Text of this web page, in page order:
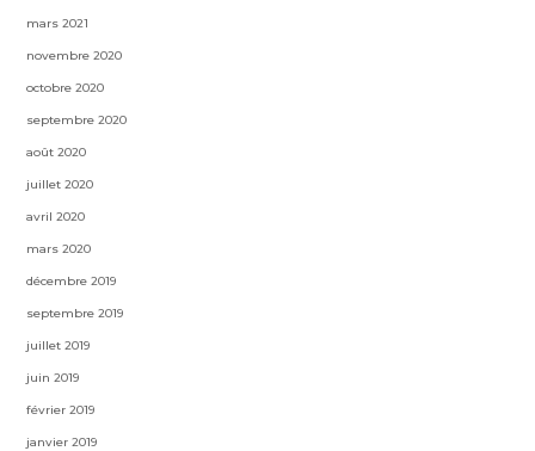
mars 2021
novembre 2020
octobre 2020
septembre 2020
août 2020
juillet 2020
avril 2020
mars 2020
décembre 2019
septembre 2019
juillet 2019
juin 2019
février 2019
janvier 2019